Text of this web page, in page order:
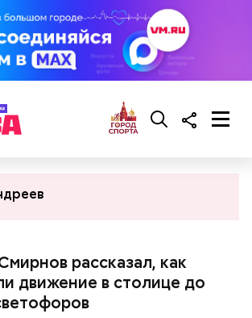
рассказал, как
движение в столице до